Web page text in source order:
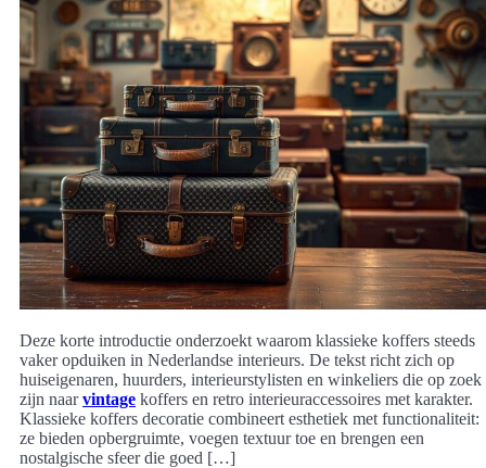
Deze korte introductie onderzoekt waarom klassieke koffers steeds
vaker opduiken in Nederlandse interieurs. De tekst richt zich op
huiseigenaren, huurders, interieurstylisten en winkeliers die op zoek
zijn naarvintage koffers en retro interieuraccessoires met karakter.
Klassieke koffers decoratie combineert esthetiek met functionaliteit:
ze bieden opbergruimte, voegen textuur toe en brengen een
nostalgische sfeer die goed […]